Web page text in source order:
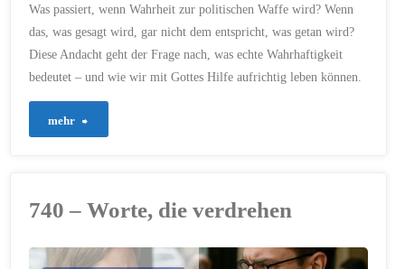
WAHRHAFTIGKEIT/
WAHRHEIT
Was passiert, wenn Wahrheit zur politischen Waffe wird? Wenn
das, was gesagt wird, gar nicht dem entspricht, was getan wird?
Diese Andacht geht der Frage nach, was echte Wahrhaftigkeit
bedeutet – und wie wir mit Gottes Hilfe aufrichtig leben können.
mehr
Lüge
740 – Worte, die verdrehen